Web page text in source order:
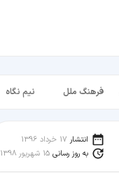
فرهنگ ملل نیم نگاه
انتشار 17 خرداد 1396
به روز رسانی 15 شهریور 1398